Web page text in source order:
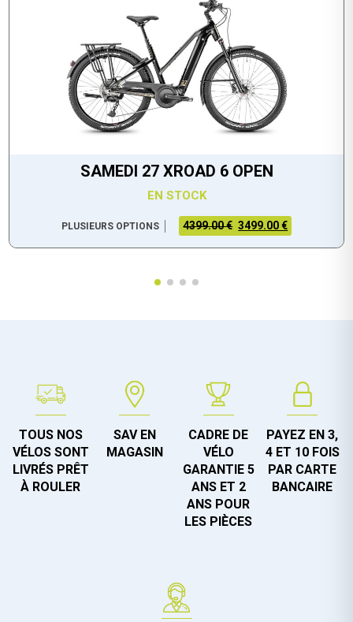
SAMEDI 27 XROAD 6 OPEN
EN STOCK
PLUSIEURS OPTIONS 4399.00 € 3499.00 €
TOUS NOS
VÉLOS SONT
LIVRÉS PRÊT
À ROULER
SAV EN
MAGASIN
CADRE DE
VÉLO
GARANTIE 5
ANS ET 2
ANS POUR
LES PIÈCES
PAYEZ EN 3,
4 ET 10 FOIS
PAR CARTE
BANCAIRE